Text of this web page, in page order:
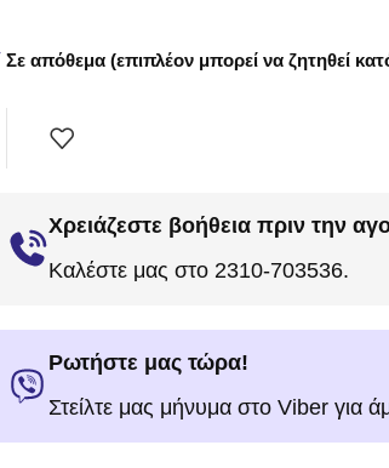
Σε απόθεμα (επιπλέον μπορεί να ζητηθεί
Χρειάζεστε βοήθεια πριν την
Καλέστε μας στο 2310-703536.
Ρωτήστε μας τώρα!
Στείλτε μας μήνυμα στο Viber για